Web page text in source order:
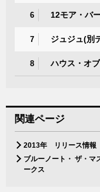
6 12モア・バ
7 ジュジュ(別
8 ハウス・オ
関連ページ
2013年 リリース情報
ブルーノート・ ザ・マ
ークス